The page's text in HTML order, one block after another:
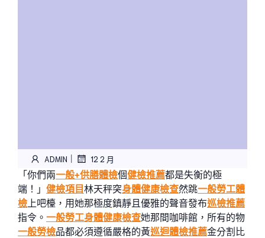
ADMIN | 12 2 月
「你們兩一般+供膳體檢個健檢推薦都是失衡的極
端！」 健檢項目林天秤突身體健康檢查然跳一般勞工體
檢上吧檯，用她那極度鎮靜且優雅的聲音發布巡檢推薦
指令。 一般勞工身體健康檢查她那間咖啡館，所有的物
一般勞檢品都必須遵循嚴格的黃巡迴體檢推薦金分割比